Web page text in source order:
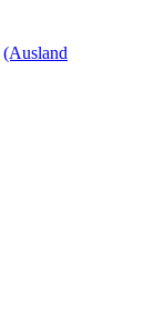
(Ausland